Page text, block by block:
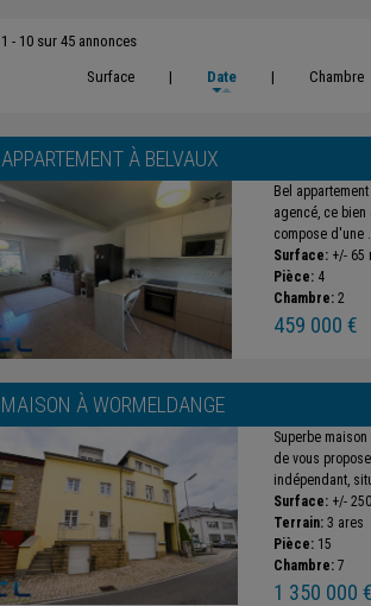
1 - 10 sur 45 annonces
Surface
| Date | Chambre
APPARTEMENT À BELVAUX
Bel
agencé, ce
compose d'une
Surface: +/- 65
Pièce: 4
Chambre: 2
459 000 €
MAISON ÀWORMELDANGE
Superbe
de vous
indépendant,
Surface: +/-
Terrain: 3 ares
Pièce: 15
Chambre: 7
1 350 000 €